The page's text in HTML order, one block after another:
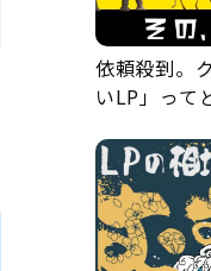
依頼殺到。
いLP」って